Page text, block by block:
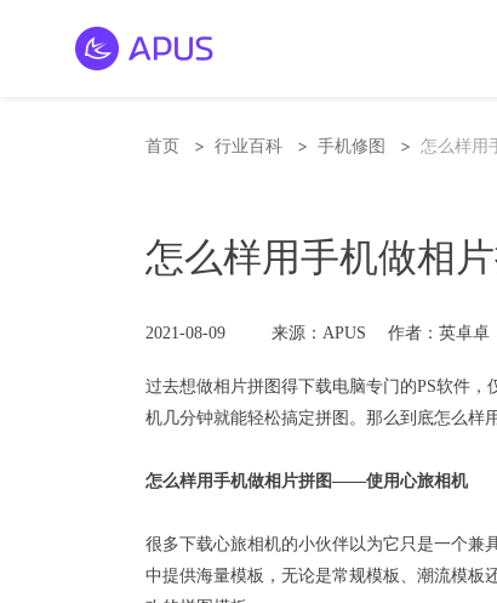
首页 > 行业百科 > 手机修图 > 怎么样用
怎么样用手机做相
2021-08-09 来源：APUS 作者：英卓卓
过去想做相片拼图 得下载电脑专门的PS软件
机几分钟就能轻松搞定拼图。那么到底怎么样
怎么样用手机做相片拼图——使用心旅相机
很多下载心旅相机的小伙伴以为它只是一个
中提供海量模板，无论是常规模板、潮流模板